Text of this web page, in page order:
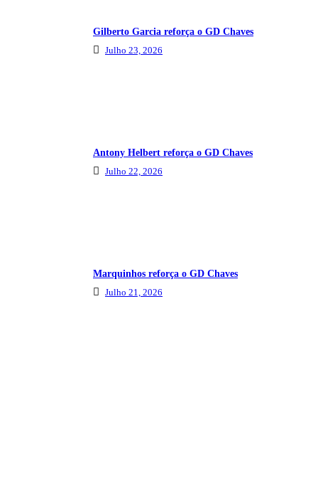
Gilberto Garcia reforça o GD Chaves
Julho 23, 2026
Antony Helbert reforça o GD Chaves
Julho 22, 2026
Marquinhos reforça o GD Chaves
Julho 21, 2026